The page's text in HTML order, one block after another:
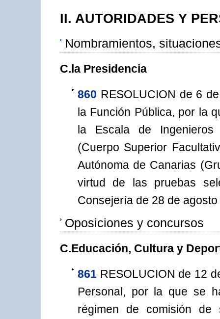
II. AUTORIDADES Y
Nombramientos,
C.la Presidencia
860 RESOLUCION de 6
la Función Pública, por la
la Escala de Ingenieros
(Cuerpo Superior
Autónoma de Canarias
virtud de las pruebas
Consejería de 28 de
Oposiciones y concursos
C.Educación, Cultura y
861 RESOLUCION de 12
Personal, por la que se
régimen de comisión de